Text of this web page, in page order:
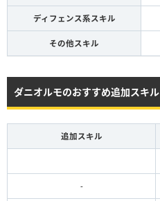
ディフェンス系スキル
その他スキル
ダニオルモのおすすめ追加スキル
追加スキル
-